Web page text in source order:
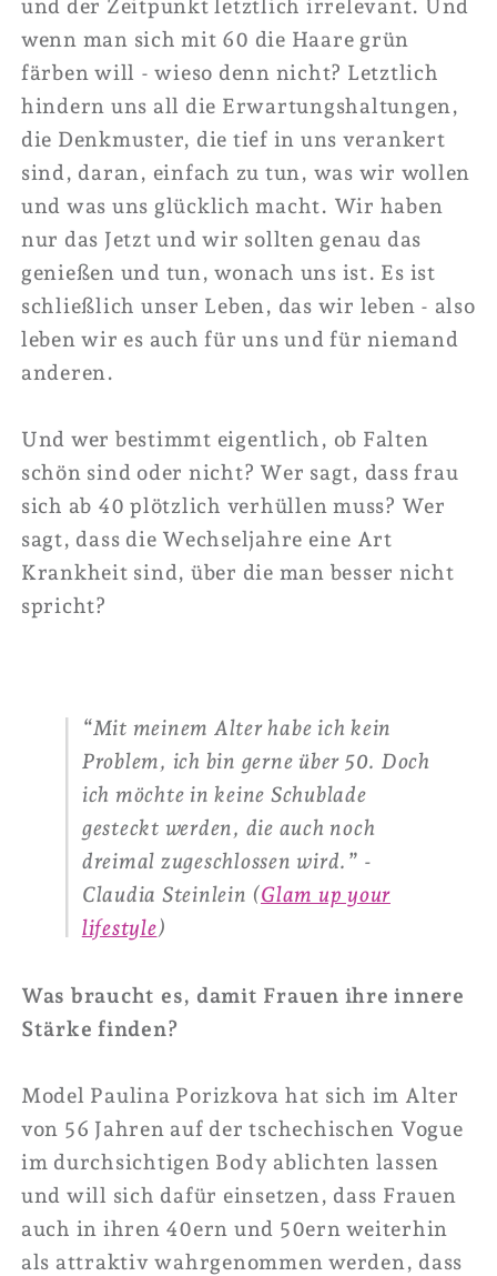
und der Zeitpunkt letztlich irrelevant. Und
wenn man sich mit 60 die Haare grün
färben will - wieso denn nicht? Letztlich
hindern uns all die Erwartungshaltungen,
die Denkmuster, die tief in uns verankert
sind, daran, einfach zu tun, was wir wollen
und was uns glücklich macht. Wir haben
nur das Jetzt und wir sollten genau das
genießen und tun, wonach uns ist. Es ist
schließlich unser Leben, das wir leben - also
leben wir es auch für uns und für niemand
anderen.
Und wer bestimmt eigentlich, ob Falten
schön sind oder nicht? Wer sagt, dass frau
sich ab 40 plötzlich verhüllen muss? Wer
sagt, dass die Wechseljahre eine Art
Krankheit sind, über die man besser nicht
spricht?
“Mit meinem Alter habe ich kein
Problem, ich bin gerne über 50. Doch
ich möchte in keine Schublade
gesteckt werden, die auch noch
dreimal zugeschlossen wird.” -
Claudia Steinlein (Glam up your
lifestyle)
Was braucht es, damit Frauen ihre innere
Stärke finden?
Model Paulina Porizkova hat sich im Alter
von 56 Jahren auf der tschechischen Vogue
im durchsichtigen Body ablichten lassen
und will sich dafür einsetzen, dass Frauen
auch in ihren 40ern und 50ern weiterhin
als attraktiv wahrgenommen werden, dass